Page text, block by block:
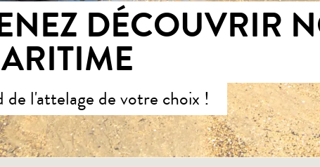
DÉCOUVRIR
de l'attelage de votre choix !